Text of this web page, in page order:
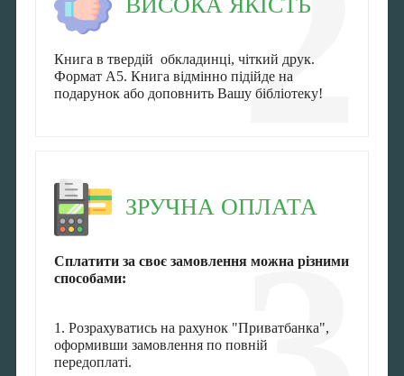
Книга в твердій обкладинці, чіткий друк.
Формат А5. Книга відмінно підійде на
подарунок або доповнить Вашу бібліотеку!
ЗРУЧНА ОПЛАТА
Сплатити за своє замовлення можна різними
способами:
1. Розрахуватись на рахунок "Приватбанка",
оформивши замовлення по повній
передоплаті.